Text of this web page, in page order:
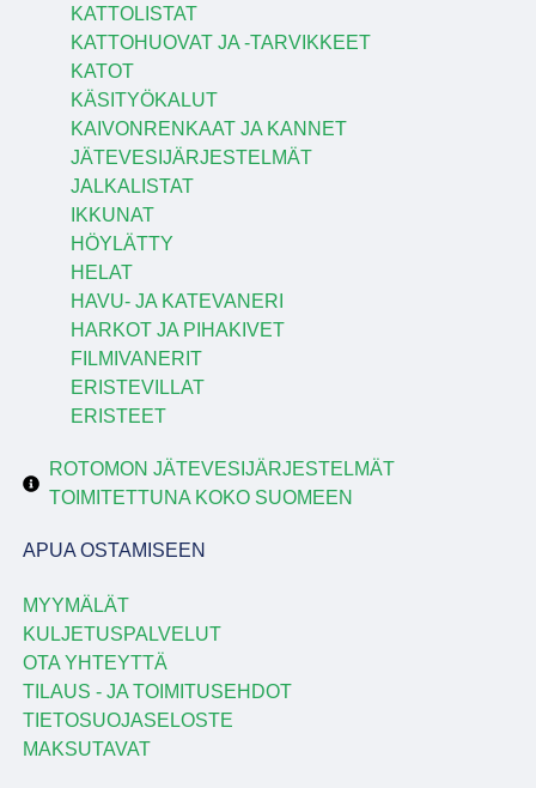
KATTOLISTAT
KATTOHUOVAT JA -TARVIKKEET
KATOT
KÄSITYÖKALUT
KAIVONRENKAAT JA KANNET
JÄTEVESIJÄRJESTELMÄT
JALKALISTAT
IKKUNAT
HÖYLÄTTY
HELAT
HAVU- JA KATEVANERI
HARKOT JA PIHAKIVET
FILMIVANERIT
ERISTEVILLAT
ERISTEET
ROTOMON JÄTEVESIJÄRJESTELMÄT
TOIMITETTUNA KOKO SUOMEEN
APUA OSTAMISEEN
MYYMÄLÄT
KULJETUSPALVELUT
OTA YHTEYTTÄ
TILAUS - JA TOIMITUSEHDOT
TIETOSUOJASELOSTE
MAKSUTAVAT